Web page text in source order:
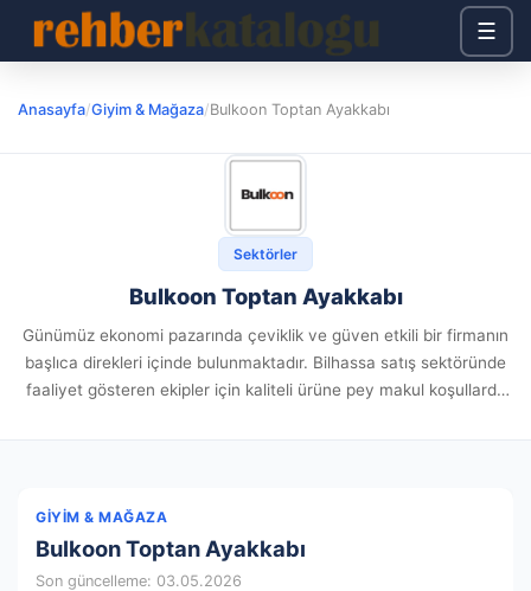
☰
Anasayfa/Giyim & Mağaza/Bulkoon Toptan Ayakkabı
Sektörler
Bulkoon Toptan Ayakkabı
Günümüz ekonomi pazarında çeviklik ve güven etkili bir firmanın
başlıca direkleri içinde bulunmaktadır. Bilhassa satış sektöründe
faaliyet gösteren ekipler için kaliteli ürüne pey makul koşullarda
GIYIM & MAĞAZA
Bulkoon Toptan Ayakkabı
Son güncelleme: 03.05.2026